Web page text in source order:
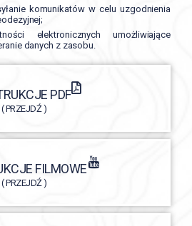
komunikatów w celu uzgodnienia
elektronicznych umożliwiające
danych z zasobu.
PDF
( PRZEJDŹ )
FILMOWE
( PRZEJDŹ )